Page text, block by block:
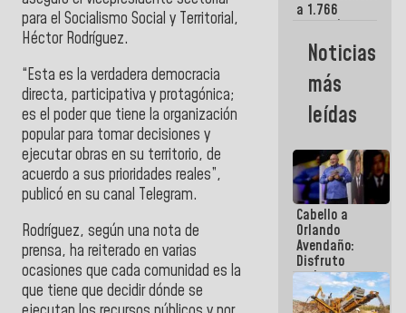
para el Socialismo Social y Territorial,
Héctor Rodríguez.
“Esta es la verdadera democracia
directa, participativa y protagónica;
es el poder que tiene la organización
popular para tomar decisiones y
ejecutar obras en su territorio, de
acuerdo a sus prioridades reales”,
publicó en su canal Telegram.
Rodríguez, según una nota de
prensa, ha reiterado en varias
ocasiones que cada comunidad es la
que tiene que decidir dónde se
a 1.766
comerciantes
emprendedores
afectados
por
terremotos
Noticias
más
leídas
Cabello a
Orlando
Avendaño:
Disfruto
cada vez
que escribes
porque lo